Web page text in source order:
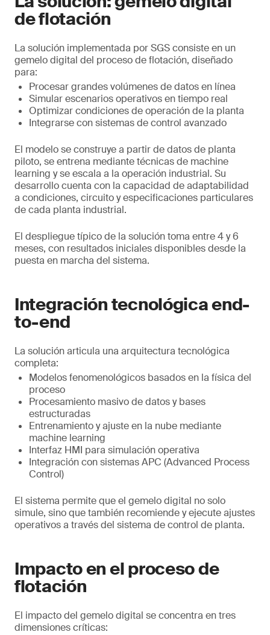
de flotación
La solución implementada por SGS consiste en un
gemelo digital del proceso de flotación, diseñado
para:
Procesar grandes volúmenes de datos en línea
Simular escenarios operativos en tiempo real
Optimizar condiciones de operación de la planta
Integrarse con sistemas de control avanzado
El modelo se construye a partir de datos de planta
piloto, se entrena mediante técnicas de machine
learning y se escala a la operación industrial. Su
desarrollo cuenta con la capacidad de adaptabilidad
a condiciones, circuito y especificaciones particulares
de cada planta industrial.
El despliegue típico de la solución toma entre 4 y 6
meses, con resultados iniciales disponibles desde la
puesta en marcha del sistema.
Integración tecnológica end-
to-end
La solución articula una arquitectura tecnológica
completa:
Modelos fenomenológicos basados en la física del
proceso
Procesamiento masivo de datos y bases
estructuradas
Entrenamiento y ajuste en la nube mediante
machine learning
Interfaz HMI para simulación operativa
Integración con sistemas APC (Advanced Process
Control)
El sistema permite que el gemelo digital no solo
simule, sino que también recomiende y ejecute ajustes
operativos a través del sistema de control de planta.
Impacto en el proceso de
flotación
El impacto del gemelo digital se concentra en tres
dimensiones críticas: